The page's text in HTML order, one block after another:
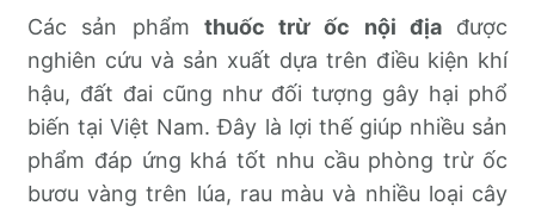
Các sản phẩm thuốc trừ ốc nội địađược
nghiên cứu và sản xuất dựa trên điều kiện khí
hậu, đất đai cũng như đối tượng gây hại phổ
biến tại Việt Nam. Đây là lợi thế giúp nhiều sản
phẩm đáp ứng khá tốt nhu cầu phòng trừ ốc
bươu vàng trên lúa, rau màu và nhiều loại cây